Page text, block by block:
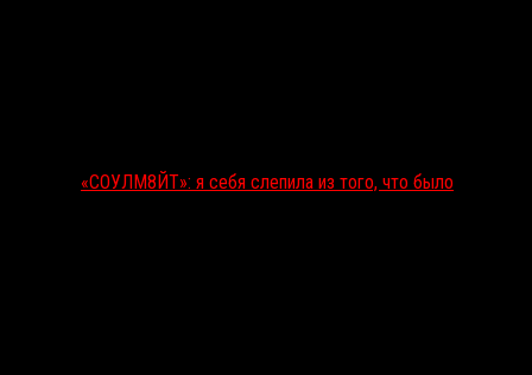
«СОУЛМ8ЙТ»: я себя слепила из того, что было